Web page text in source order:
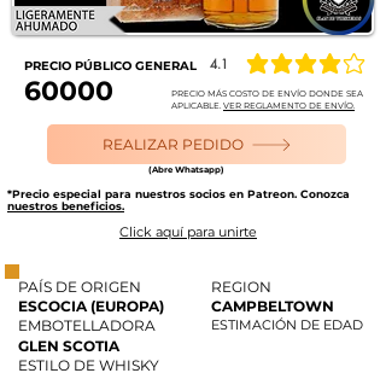
PRECIO PÚBLICO GENERAL 4.1 la calificación
60000
PRECIO MÁS COSTO DE ENVÍO DONDE SEA
APLICABLE. VER REGLAMENTO DE ENVÍO.
REALIZAR PEDIDO
(Abre Whatsapp)
*Precio especial para nuestros socios en Patreon. Conozca
nuestros beneficios.
Click aquí para unirte
PAÍS DE ORIGEN
ESCOCIA (EUROPA)
EMBOTELLADORA
GLEN SCOTIA
REGION
CAMPBELTOWN
ESTIMACIÓN DE EDAD
ESTILO DE WHISKY